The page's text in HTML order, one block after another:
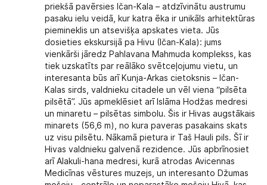
priekšā pavērsies Ičan-Kala – atdzīvinātu austrumu
pasaku ielu veidā, kur katra ēka ir unikāls arhitektūras
piemineklis un atsevišķa apskates vieta. Jūs
dosieties ekskursijā pa Hivu (Ičan-Kala): jums
vienkārši jāredz Pahlavana Mahmuda komplekss, kas
tiek uzskatīts par reālāko svētceļojumu vietu, un
interesanta būs arī Kunja-Arkas cietoksnis – Ičan-
Kalas sirds, valdnieku citadele un vēl viena “pilsēta
pilsētā”. Jūs apmeklēsiet arī Islāma Hodžas medresi
un minaretu – pilsētas simbolu. Šis ir Hivas augstākais
minarets (56,6 m), no kura paveras pasakains skats
uz visu pilsētu. Nākamā pietura ir Taš Hauli pils. Šī ir
Hivas valdnieku galvenā rezidence. Jūs apbrīnosiet
arī Alakuli-hana medresi, kurā atrodas Avicennas
Medicīnas vēstures muzejs, un interesanto Džumas